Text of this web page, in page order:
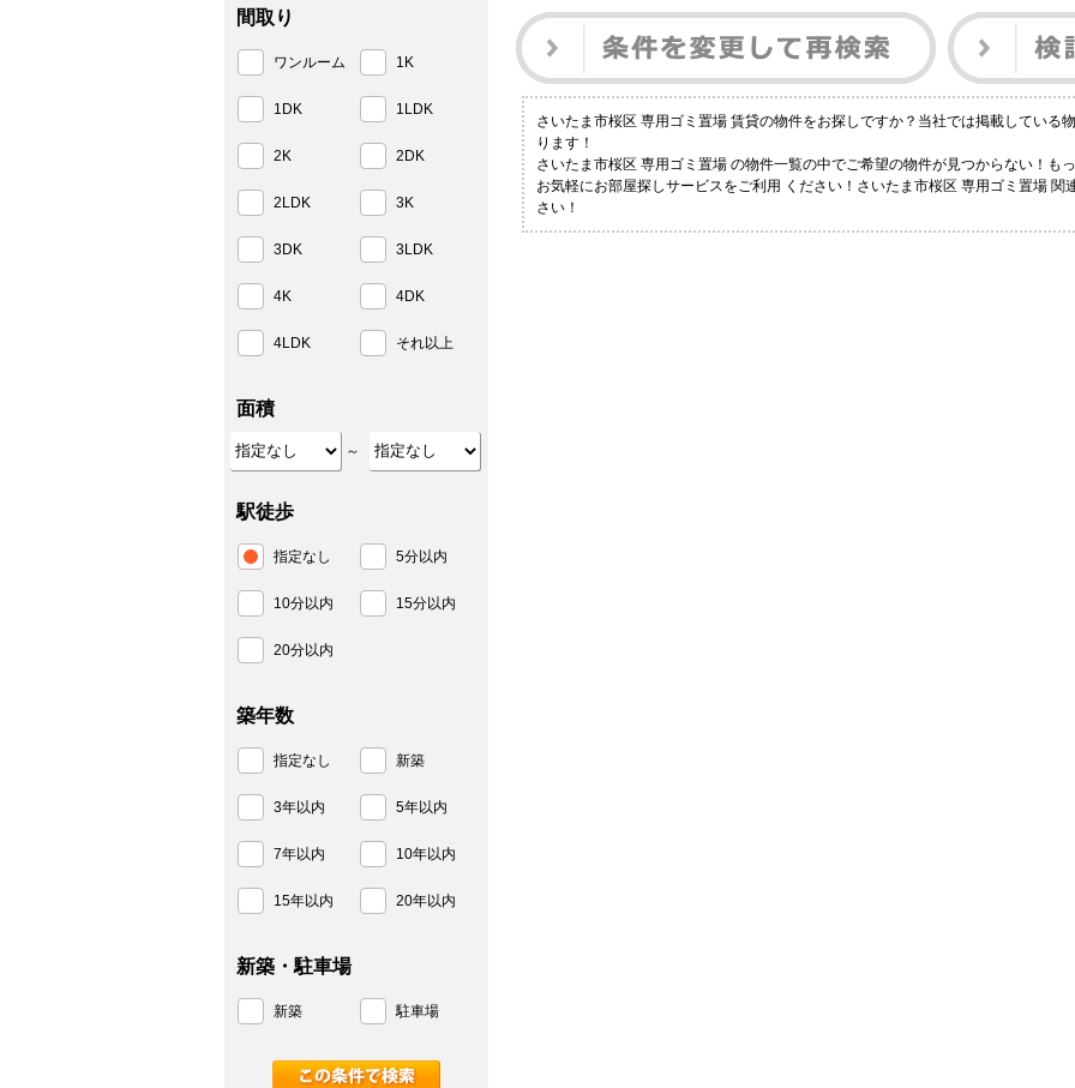
さいたま市桜区 専用ゴミ置場 賃貸の物件をお探しですか？当社では掲載している
ります！
さいたま市桜区 専用ゴミ置場 の物件一覧の中でご希望の物件が見つからない！も
お気軽にお部屋探しサービスをご利用 ください！さいたま市桜区 専用ゴミ置場 関
さい！
間取り
ワンルーム 1K
1DK 1LDK
2K 2DK
2LDK 3K
3DK 3LDK
4K 4DK
4LDK それ以上
面積
～
駅徒歩
指定なし 5分以内
10分以内 15分以内
20分以内
築年数
指定なし 新築
3年以内 5年以内
7年以内 10年以内
15年以内 20年以内
新築・駐車場
新築 駐車場